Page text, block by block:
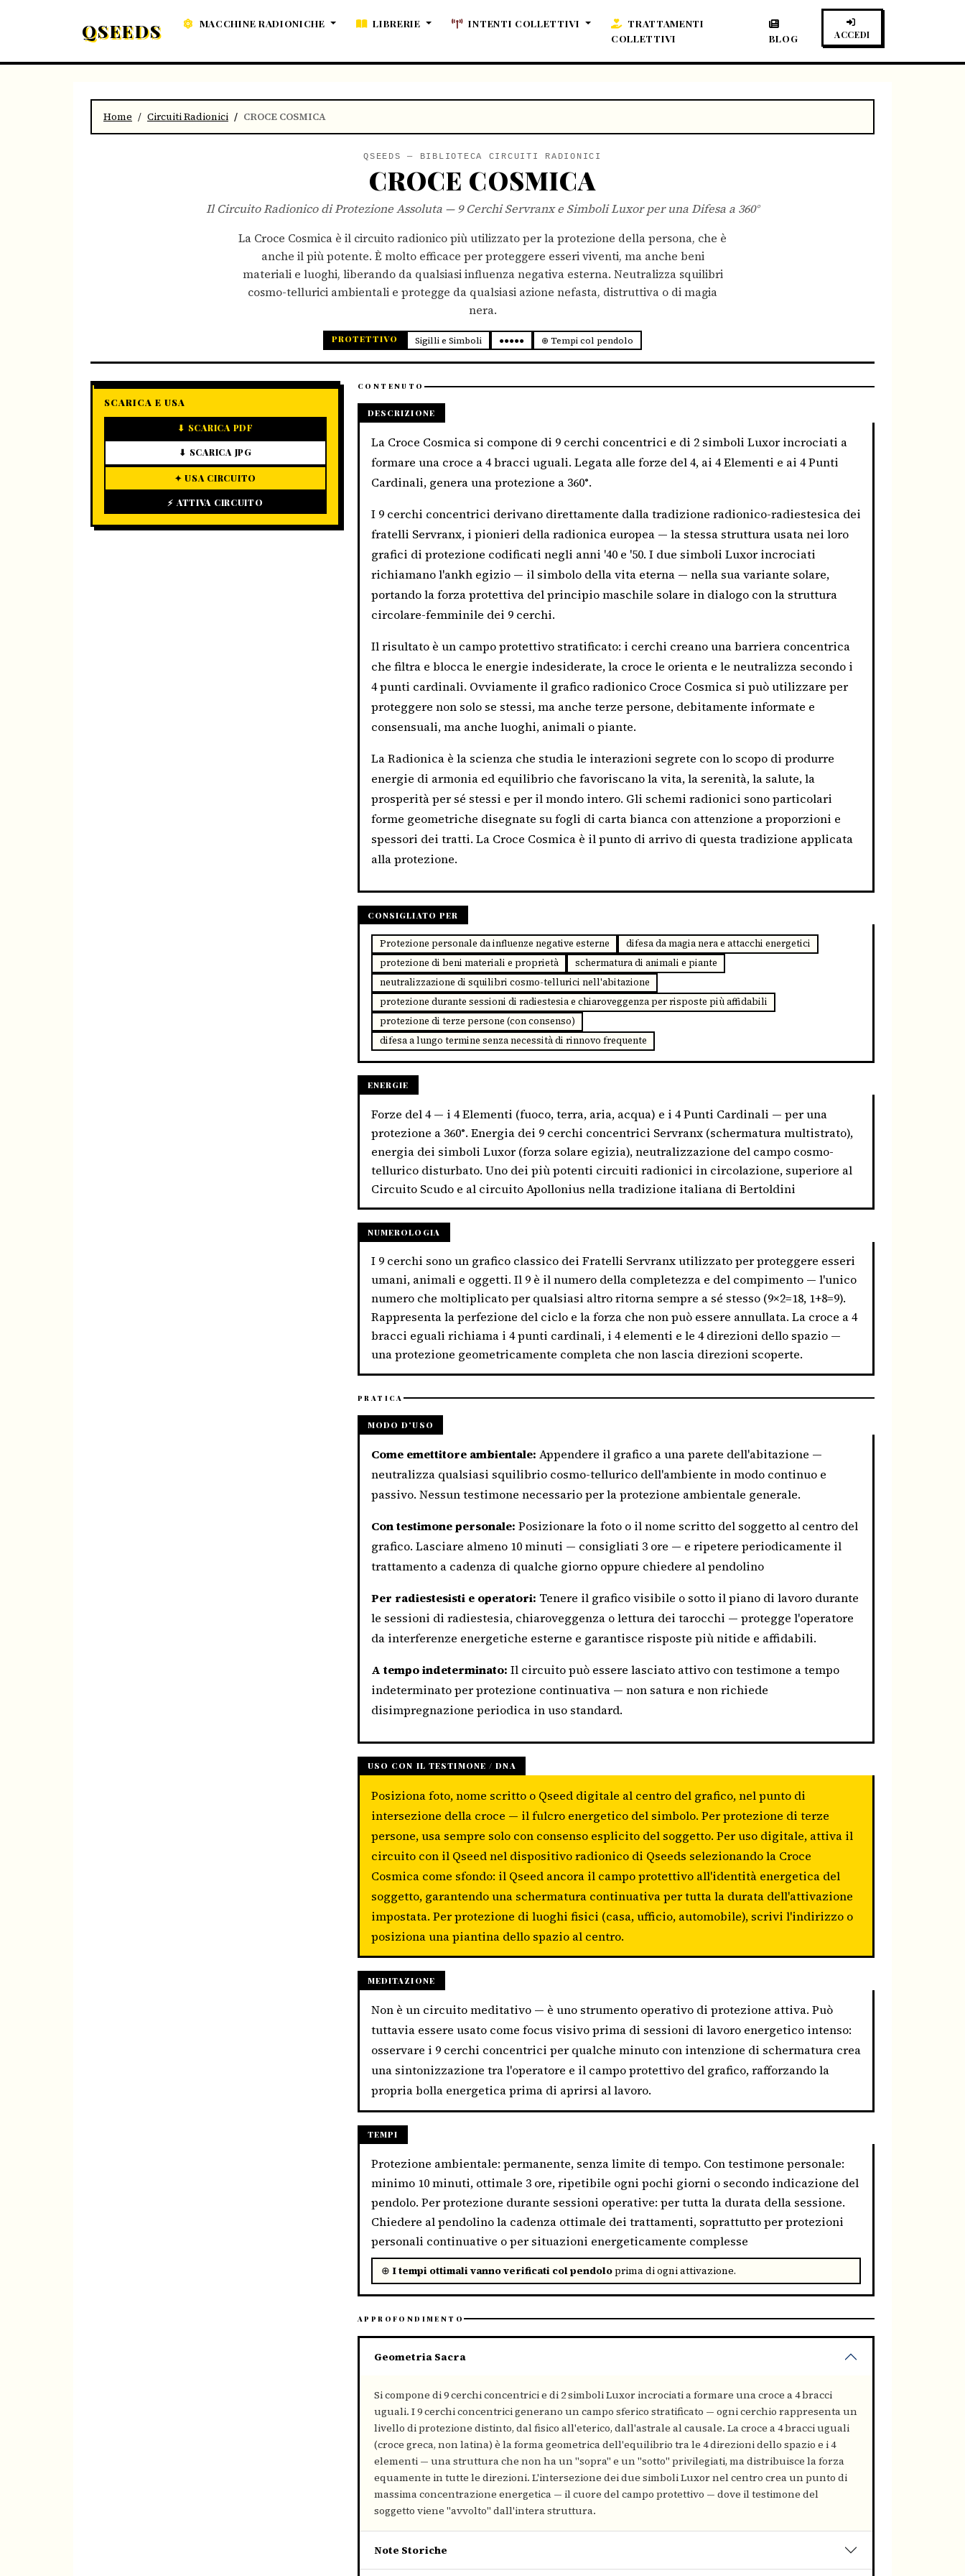
QSEEDS MACCHINE RADIONICHE LIBRERIE INTENTI COLLETTIVI
TRATTAMENTI
COLLETTIVI
BLOG ACCEDI
Home Circuiti Radionici CROCE COSMICA
QSEEDS — BIBLIOTECA CIRCUITI RADIONICI
CROCE COSMICA
Il Circuito Radionico di Protezione Assoluta — 9 Cerchi Servranx e Simboli Luxor per una Difesa a 360°
La Croce Cosmica è il circuito radionico più utilizzato per la protezione della persona, che è
anche il più potente. È molto efficace per proteggere esseri viventi, ma anche beni
materiali e luoghi, liberando da qualsiasi influenza negativa esterna. Neutralizza squilibri
cosmo-tellurici ambientali e protegge da qualsiasi azione nefasta, distruttiva o di magia
nera.
PROTETTIVO Sigilli e Simboli ●●●●● ⊕ Tempi col pendolo
SCARICA E USA
⬇ SCARICA PDF
⬇ SCARICA JPG
✦ USA CIRCUITO
⚡ ATTIVA CIRCUITO
CONTENUTO
DESCRIZIONE
La Croce Cosmica si compone di 9 cerchi concentrici e di 2 simboli Luxor incrociati a
formare una croce a 4 bracci uguali. Legata alle forze del 4, ai 4 Elementi e ai 4 Punti
Cardinali, genera una protezione a 360°.
I 9 cerchi concentrici derivano direttamente dalla tradizione radionico-radiestesica dei
fratelli Servranx, i pionieri della radionica europea — la stessa struttura usata nei loro
grafici di protezione codificati negli anni '40 e '50. I due simboli Luxor incrociati
richiamano l'ankh egizio — il simbolo della vita eterna — nella sua variante solare,
portando la forza protettiva del principio maschile solare in dialogo con la struttura
circolare-femminile dei 9 cerchi.
Il risultato è un campo protettivo stratificato: i cerchi creano una barriera concentrica
che filtra e blocca le energie indesiderate, la croce le orienta e le neutralizza secondo i
4 punti cardinali. Ovviamente il grafico radionico Croce Cosmica si può utilizzare per
proteggere non solo se stessi, ma anche terze persone, debitamente informate e
consensuali, ma anche luoghi, animali o piante.
La Radionica è la scienza che studia le interazioni segrete con lo scopo di produrre
energie di armonia ed equilibrio che favoriscano la vita, la serenità, la salute, la
prosperità per sé stessi e per il mondo intero. Gli schemi radionici sono particolari
forme geometriche disegnate su fogli di carta bianca con attenzione a proporzioni e
spessori dei tratti. La Croce Cosmica è il punto di arrivo di questa tradizione applicata
alla protezione.
CONSIGLIATO PER
Protezione personale da influenze negative esterne
difesa da magia nera e attacchi energetici
protezione di beni materiali e proprietà
schermatura di animali e piante
neutralizzazione di squilibri cosmo-tellurici nell'abitazione
protezione durante sessioni di radiestesia e chiaroveggenza per risposte più affidabili
protezione di terze persone (con consenso)
difesa a lungo termine senza necessità di rinnovo frequente
ENERGIE
Forze del 4 — i 4 Elementi (fuoco, terra, aria, acqua) e i 4 Punti Cardinali — per una
protezione a 360°. Energia dei 9 cerchi concentrici Servranx (schermatura multistrato),
energia dei simboli Luxor (forza solare egizia), neutralizzazione del campo cosmo-
tellurico disturbato. Uno dei più potenti circuiti radionici in circolazione, superiore al
Circuito Scudo e al circuito Apollonius nella tradizione italiana di Bertoldini
NUMEROLOGIA
I 9 cerchi sono un grafico classico dei Fratelli Servranx utilizzato per proteggere esseri
umani, animali e oggetti. Il 9 è il numero della completezza e del compimento — l'unico
numero che moltiplicato per qualsiasi altro ritorna sempre a sé stesso (9×2=18, 1+8=9).
Rappresenta la perfezione del ciclo e la forza che non può essere annullata. La croce a 4
bracci eguali richiama i 4 punti cardinali, i 4 elementi e le 4 direzioni dello spazio —
una protezione geometricamente completa che non lascia direzioni scoperte.
PRATICA
MODO D'USO
Come emettitore ambientale: Appendere il grafico a una parete dell'abitazione —
neutralizza qualsiasi squilibrio cosmo-tellurico dell'ambiente in modo continuo e
passivo. Nessun testimone necessario per la protezione ambientale generale.
Con testimone personale: Posizionare la foto o il nome scritto del soggetto al centro del
grafico. Lasciare almeno 10 minuti — consigliati 3 ore — e ripetere periodicamente il
trattamento a cadenza di qualche giorno oppure chiedere al pendolino
Per radiestesisti e operatori: Tenere il grafico visibile o sotto il piano di lavoro durante
le sessioni di radiestesia, chiaroveggenza o lettura dei tarocchi — protegge l'operatore
da interferenze energetiche esterne e garantisce risposte più nitide e affidabili.
A tempo indeterminato: Il circuito può essere lasciato attivo con testimone a tempo
indeterminato per protezione continuativa — non satura e non richiede
disimpregnazione periodica in uso standard.
USO CON IL TESTIMONE / DNA
Posiziona foto, nome scritto o Qseed digitale al centro del grafico, nel punto di
intersezione della croce — il fulcro energetico del simbolo. Per protezione di terze
persone, usa sempre solo con consenso esplicito del soggetto. Per uso digitale, attiva il
circuito con il Qseed nel dispositivo radionico di Qseeds selezionando la Croce
Cosmica come sfondo: il Qseed ancora il campo protettivo all'identità energetica del
soggetto, garantendo una schermatura continuativa per tutta la durata dell'attivazione
impostata. Per protezione di luoghi fisici (casa, ufficio, automobile), scrivi l'indirizzo o
posiziona una piantina dello spazio al centro.
MEDITAZIONE
Non è un circuito meditativo — è uno strumento operativo di protezione attiva. Può
tuttavia essere usato come focus visivo prima di sessioni di lavoro energetico intenso:
osservare i 9 cerchi concentrici per qualche minuto con intenzione di schermatura crea
una sintonizzazione tra l'operatore e il campo protettivo del grafico, rafforzando la
propria bolla energetica prima di aprirsi al lavoro.
TEMPI
Protezione ambientale: permanente, senza limite di tempo. Con testimone personale:
minimo 10 minuti, ottimale 3 ore, ripetibile ogni pochi giorni o secondo indicazione del
pendolo. Per protezione durante sessioni operative: per tutta la durata della sessione.
Chiedere al pendolino la cadenza ottimale dei trattamenti, soprattutto per protezioni
personali continuative o per situazioni energeticamente complesse
⊕ I tempi ottimali vanno verificati col pendoloprima di ogni attivazione.
APPROFONDIMENTO
Geometria Sacra
Si compone di 9 cerchi concentrici e di 2 simboli Luxor incrociati a formare una croce a 4 bracci
uguali. I 9 cerchi concentrici generano un campo sferico stratificato — ogni cerchio rappresenta un
livello di protezione distinto, dal fisico all'eterico, dall'astrale al causale. La croce a 4 bracci uguali
(croce greca, non latina) è la forma geometrica dell'equilibrio tra le 4 direzioni dello spazio e i 4
elementi — una struttura che non ha un "sopra" e un "sotto" privilegiati, ma distribuisce la forza
equamente in tutte le direzioni. L'intersezione dei due simboli Luxor nel centro crea un punto di
massima concentrazione energetica — il cuore del campo protettivo — dove il testimone del
soggetto viene "avvolto" dall'intera struttura.
Note Storiche